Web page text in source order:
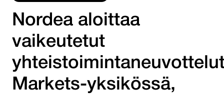
Nordea aloittaa
vaikeutetut
Markets-yksikössä,